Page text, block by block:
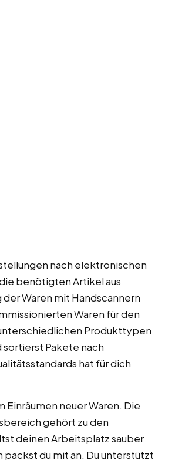
nach elektronischen
benötigten Artikel aus
Waren mit Handscannern
Waren für den
Produkttypen
Pakete nach
hat für dich
neuer Waren. Die
gehört zu den
deinen Arbeitsplatz sauber
du mit an. Du unterstützt